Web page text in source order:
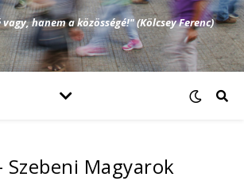
hanem a közösségé!" (Kölcsey Ferenc)
Szebeni Magyarok